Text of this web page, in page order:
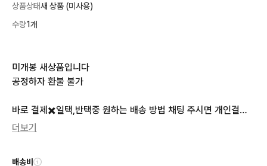
상품상태새 상품 (미사용)
수량1개
미개봉 새상품입니다
공정하자 환불 불가
바로 결제✖️일택,반택중 원하는 배송 방법 채팅 주시면 개인결제
창 만들어드려요
더보기
배송비